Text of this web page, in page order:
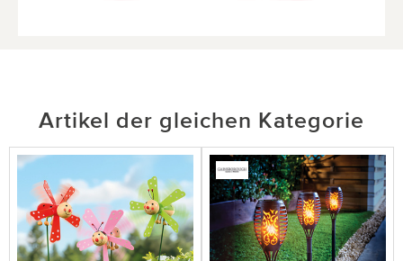
Artikel der gleichen Kategorie